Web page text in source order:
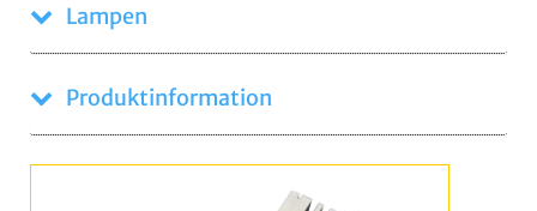
Lampen
Produktinformation